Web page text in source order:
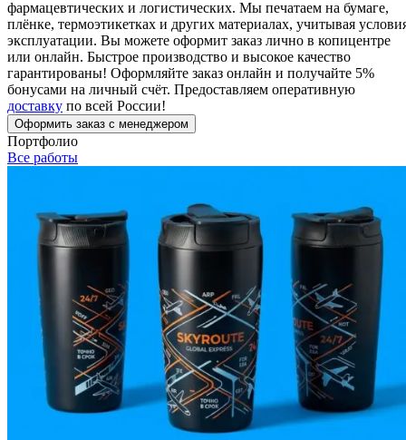
Вакансии
О компании
Написать директору
Арендодателям
Портфолио
Контакты
фармацевтических и логистических. Мы печатаем на бумаге,
плёнке, термоэтикетках и других материалах, учитывая
эксплуатации. Вы можете оформит заказ лично в копицентре
или онлайн. Быстрое производство и высокое качество
гарантированы! Оформляйте заказ онлайн и получайте 5%
бонусами на личный счёт. Предоставляем оперативную
доставку по всей России!
Оформить заказ с менеджером
Портфолио
Все работы